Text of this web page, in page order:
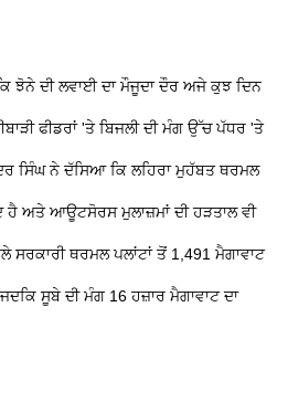
ਕਿ ਝੋਨੇ ਦੀ ਲਵਾਈ ਦਾ ਮੌਜੂਦਾ ਦੌਰ ਅਜੇ ਕੁਝ ਦਿਨ
ਫੀਡਰਾਂ 'ਤੇ ਬਿਜਲੀ ਦੀ ਮੰਗ ਉੱਚ ਪੱਧਰ 'ਤੇ
ਸਿੰਘ ਨੇ ਦੱਸਿਆ ਕਿ ਲਹਿਰਾ ਮੁਹੱਬਤ ਥਰਮਲ
ਹੈ ਅਤੇ ਆਊਟਸੋਰਸ ਮੁਲਾਜ਼ਮਾਂ ਦੀ ਹੜਤਾਲ ਵੀ
ਸਰਕਾਰੀ ਥਰਮਲ ਪਲਾਂਟਾਂ ਤੋਂ 1,491 ਮੈਗਾਵਾਟ
ਸੂਬੇ ਦੀ ਮੰਗ 16 ਹਜ਼ਾਰ ਮੈਗਾਵਾਟ ਦਾ